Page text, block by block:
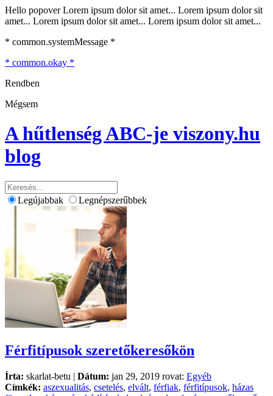
Hello popover Lorem ipsum dolor sit amet... Lorem ipsum dolor sit
amet... Lorem ipsum dolor sit amet... Lorem ipsum dolor sit amet...
* common.systemMessage *
* common.okay *
Rendben
Mégsem
A hűtlenség ABC-je viszony.hu
blog
Legújabbak Legnépszerűbbek
Férfitípusok szeretőkeresőkön
Írta: skarlat-betu | Dátum: jan 29, 2019 rovat: Egyéb
Címkék: aszexualitás, csetelés, elvált, férfiak, férfitípusok, házas